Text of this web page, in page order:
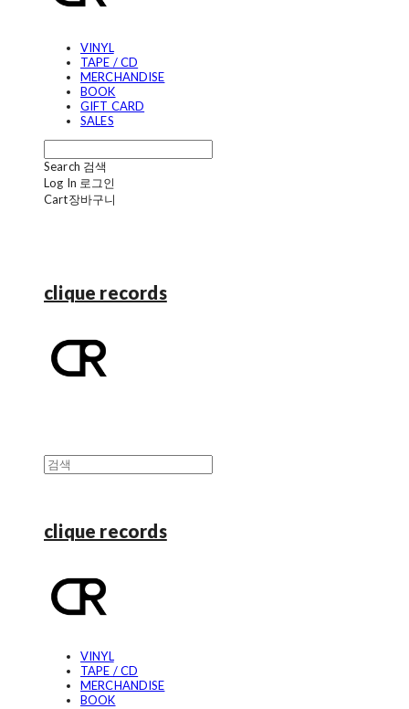
VINYL
TAPE / CD
MERCHANDISE
BOOK
GIFT CARD
SALES
Search 검색
Log In 로그인
Cart장바구니
clique records
clique records
VINYL
TAPE / CD
MERCHANDISE
BOOK